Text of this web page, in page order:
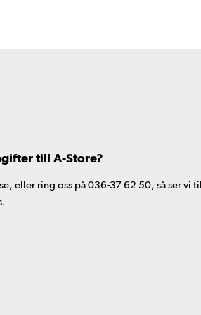
till A-Store?
eller ring oss på 036-37 62 50, så ser vi till